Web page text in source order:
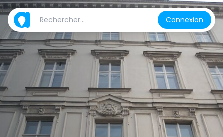
Connexion